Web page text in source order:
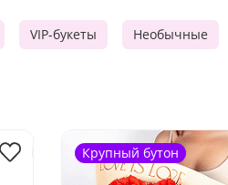
VIP-букеты Необычные
Крупный бутон